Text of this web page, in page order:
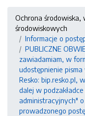
Ochrona środowiska,
środowiskowych
Informacje o
PUBLICZNE
zawiadamiam, w
udostępnienie
Resko: bip.resko.pl,
dalej w
administracyjnych"
prowadzonego